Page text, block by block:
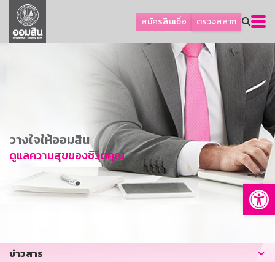
สมัครสินเชื่อ ตรวจสลาก
ลูกค้าธุรกิจ
ลูกค้าผู้ประกอบรายย่อย
การพัฒนาที่ยั่งยืน
ข่าวสาร
บริการทางการเงิน
อื่นๆ
วางใจให้ออมสิน
ดูแลความสุขของชีวิตคุณ
ข่าวสาร